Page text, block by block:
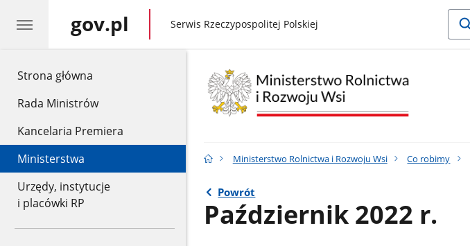
Strona główna
Rada Ministrów
Kancelaria Premiera
Ministerstwa
Urzędy, instytucje
i placówki RP
gov.pl gov.pl
Serwis Rzeczypospolitej Polskiej
Ministerstwo Rolnictwa i Rozwoju Wsi Co robimy
Powrót
Październik 2022 r.